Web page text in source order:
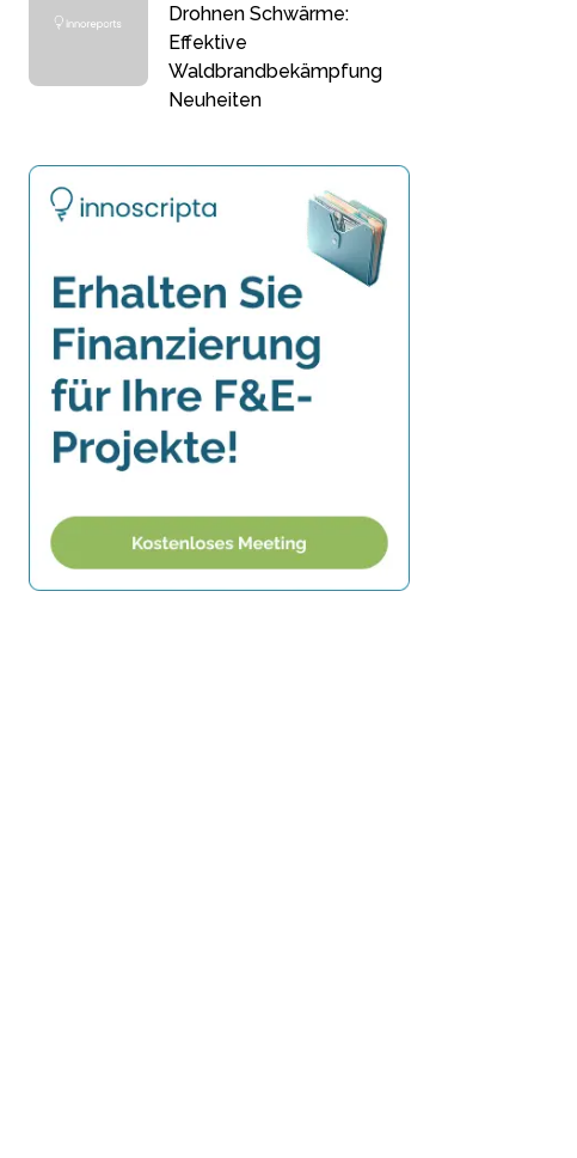
Drohnen Schwärme:
Effektive
Waldbrandbekämpfung
Neuheiten